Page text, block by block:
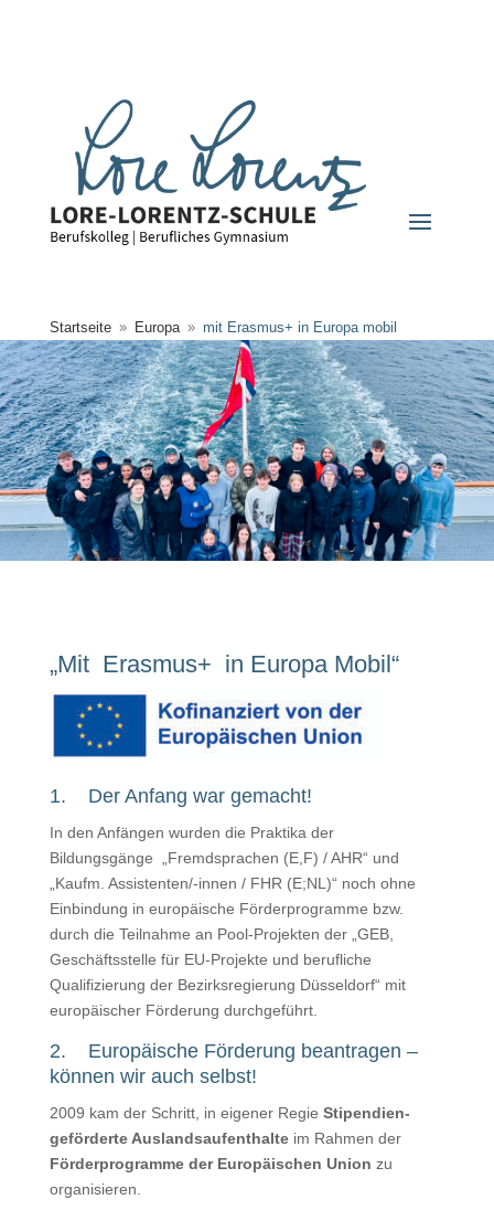
Startseite 9 Europa 9 mit Erasmus+ in Europa mobil
„Mit Erasmus+ in Europa Mobil“
1. Der Anfang war gemacht!
In den Anfängen wurden die Praktika der
Bildungsgänge „Fremdsprachen (E,F) / AHR“ und
„Kaufm. Assistenten/-innen / FHR (E;NL)“ noch ohne
Einbindung in europäische Förderprogramme bzw.
durch die Teilnahme an Pool-Projekten der „GEB,
Geschäftsstelle für EU-Projekte und berufliche
Qualifizierung der Bezirksregierung Düsseldorf“ mit
europäischer Förderung durchgeführt.
2. Europäische Förderung beantragen –
können wir auch selbst!
2009 kam der Schritt, in eigener Regie Stipendien-
geförderte Auslandsaufenthalteim Rahmen der
Förderprogramme der Europäischen Union zu
organisieren.